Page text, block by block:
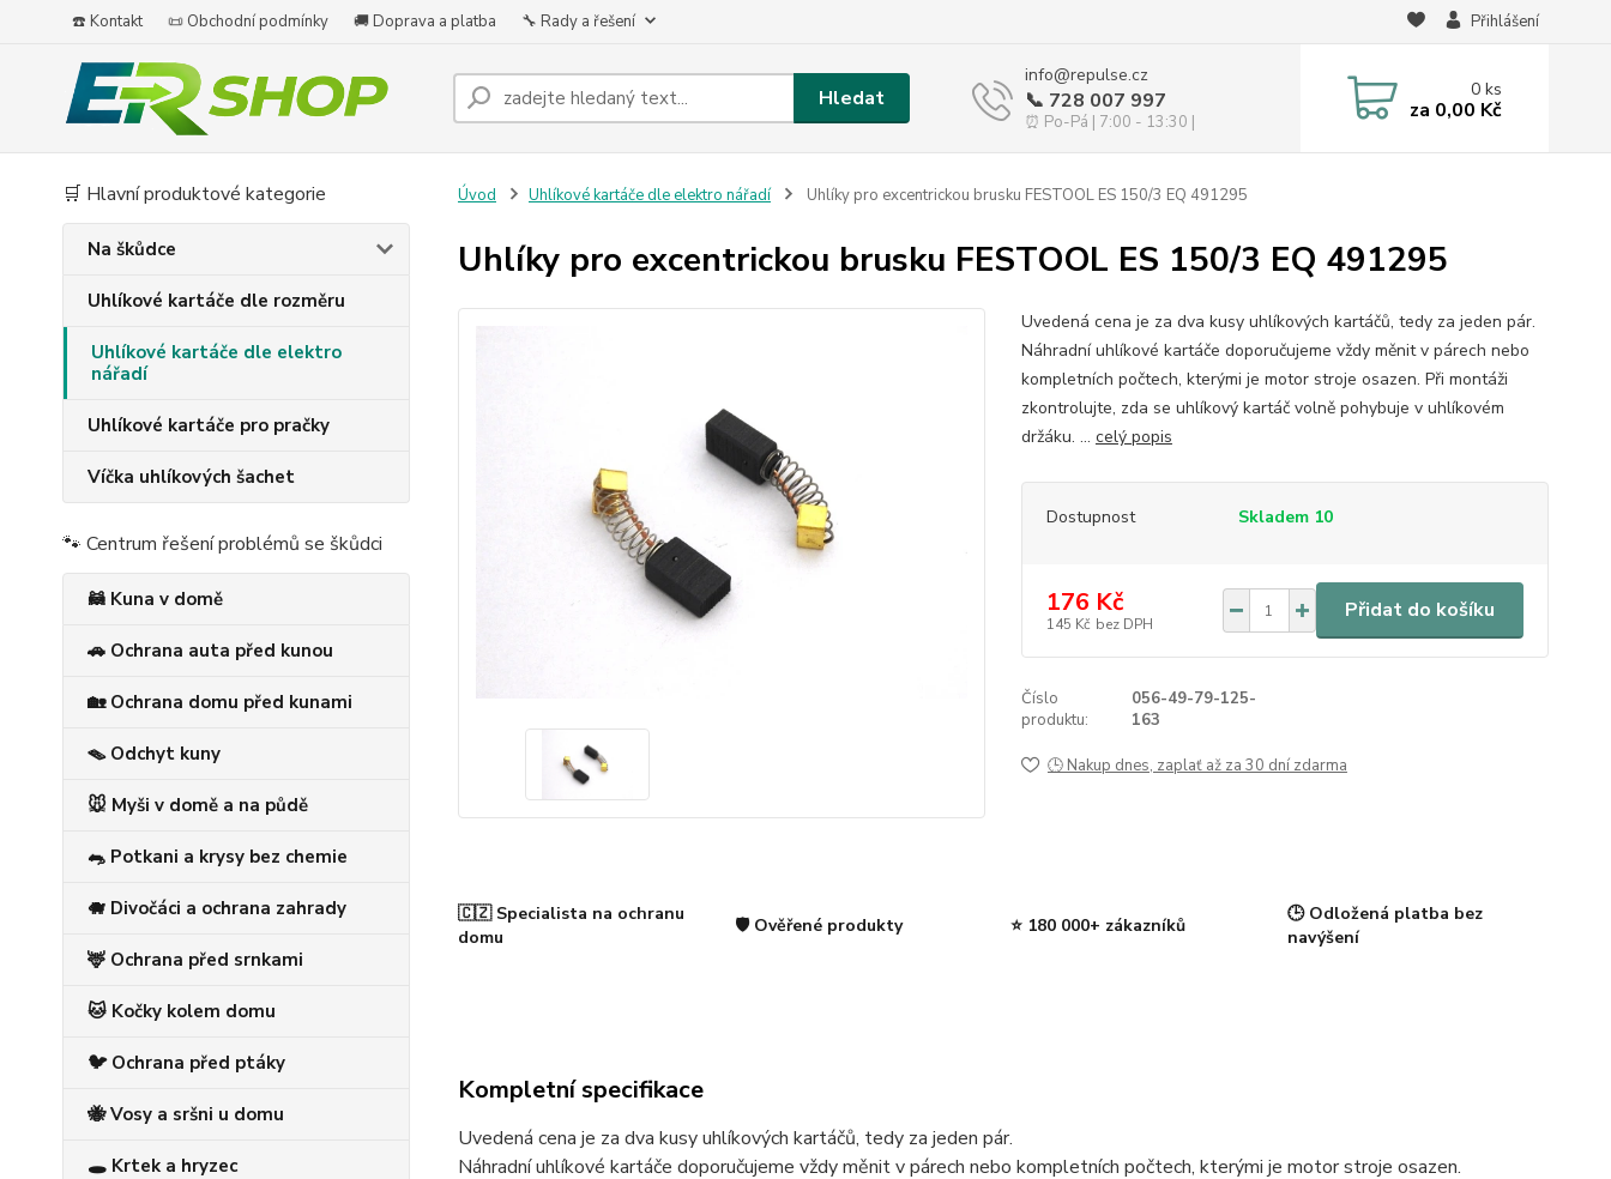
☎️ Kontakt 📜 Obchodní podmínky 🚚 Doprava a platba 🔧 Rady a řešení Přihlášení
Hledat
info@repulse.cz
📞 728 007 997
⏰ Po-Pá | 7:00 - 13:30 |
0ks
za 0,00 Kč
🛒 Hlavní produktové kategorie
Na škůdce
Uhlíkové kartáče dle rozměru
Uhlíkové kartáče dle elektro
nářadí
Uhlíkové kartáče pro pračky
Víčka uhlíkových šachet
🐾 Centrum řešení problémů se škůdci
🦝 Kuna v domě
🚗 Ochrana auta před kunou
🏡 Ochrana domu před kunami
🪤 Odchyt kuny
🐭 Myši v domě a na půdě
🐀 Potkani a krysy bez chemie
🐗 Divočáci a ochrana zahrady
🦌 Ochrana před srnkami
🐱 Kočky kolem domu
🐦 Ochrana před ptáky
🐝 Vosy a sršni u domu
🕳️ Krtek a hryzec
Úvod Uhlíkové kartáče dle elektro nářadí Uhlíky pro excentrickou brusku FESTOOL ES 150/3 EQ 491295
Uhlíky pro excentrickou brusku FESTOOL ES 150/3 EQ 491295
Uvedená cena je za dva kusy uhlíkových kartáčů, tedy za jeden pár.
Náhradní uhlíkové kartáče doporučujeme vždy měnit v párech nebo
kompletních počtech, kterými je motor stroje osazen. Při montáži
zkontrolujte, zda se uhlíkový kartáč volně pohybuje v uhlíkovém
držáku. ... celý popis
Dostupnost Skladem 10
176 Kč
145 Kč bez DPH
Přidat do košíku
Číslo
produktu:
056-49-79-125-
163
🕒 Nakup dnes, zaplať až za 30 dní zdarma
🇨🇿 Specialista na ochranu
domu
🛡️ Ověřené produkty ⭐ 180 000+ zákazníků
🕒 Odložená platba bez
navýšení
Kompletní specifikace
Uvedená cena je za dva kusy uhlíkových kartáčů, tedy za jeden pár.
Náhradní uhlíkové kartáče doporučujeme vždy měnit v párech nebo kompletních počtech, kterými je motor stroje osazen.